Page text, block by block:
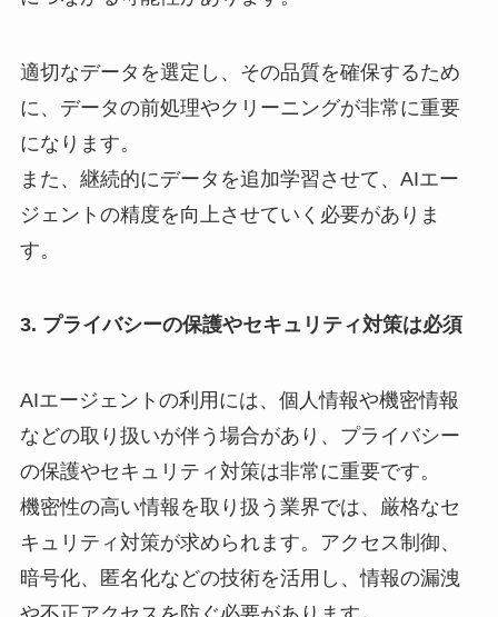
適切なデータを選定し、その品質を確保するため
に、データの前処理やクリーニングが非常に重要
になります。
また、継続的にデータを追加学習させて、AIエー
ジェントの精度を向上させていく必要がありま
す。
3. プライバシーの保護やセキュリティ対策は必須
AIエージェントの利用には、個人情報や機密情報
などの取り扱いが伴う場合があり、プライバシー
の保護やセキュリティ対策は非常に重要です。
機密性の高い情報を取り扱う業界では、厳格なセ
キュリティ対策が求められます。アクセス制御、
暗号化、匿名化などの技術を活用し、情報の漏洩